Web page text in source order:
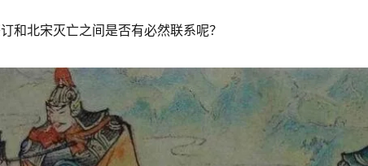
和北宋灭亡之间是否有必然联系呢？